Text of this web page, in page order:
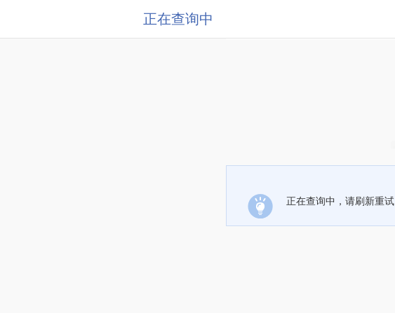
正在查询中
正在查询中，请刷新重试